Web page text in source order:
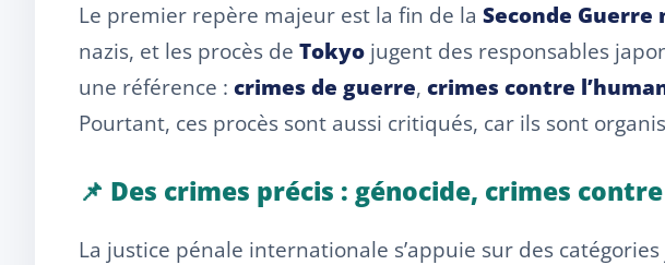
Le premier repère majeur est la fin de la Seconde Guerre
nazis, et les procès de Tokyo jugent des responsables
une référence : crimes de guerre, crimes contre
Pourtant, ces procès sont aussi critiqués, car ils sont
📌 Des crimes précis : génocide, crimes
La justice pénale internationale s’appuie sur des